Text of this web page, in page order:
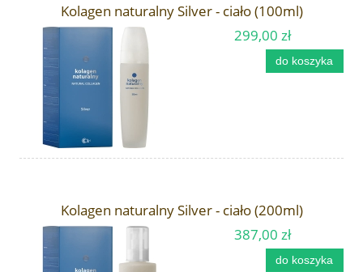
Kolagen naturalny Silver - ciało (100ml)
299,00 zł
do koszyka
Kolagen naturalny Silver - ciało (200ml)
387,00 zł
do koszyka